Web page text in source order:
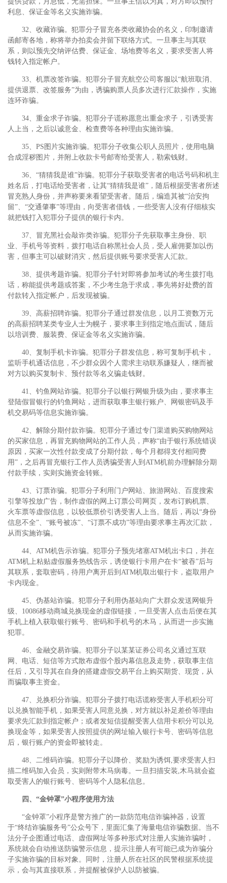
利息、保证金等名义实施诈骗。
32、收藏诈骗。犯罪分子冒充各类收藏协会的名义，印制邀请
函邮寄各地，称将举办拍卖会并留下联络方式。一旦事主与其联
系，则以预先交纳评估费、保证金、场地费等名义，要求受害人将
钱转入指定帐户。
33、机票改签诈骗。犯罪分子冒充航空公司客服以“航班取消、
提供退票、改签服务”为由，诱骗购票人员多次进行汇款操作，实施
连环诈骗。
34、重金求子诈骗。犯罪分子谎称愿意出重金求子，引诱受害
人上当，之后以诚意金、检查费等各种理由实施诈骗。
35、PS图片实施诈骗。犯罪分子收集公职人员照片，使用电脑
合成淫秽图片，并附上收款卡号邮寄给受害人，勒索钱财。
36、“猜猜我是谁”诈骗。犯罪分子获取受害者的电话号码和机主
姓名后，打电话给受害者，让其“猜猜我是谁”，随后根据受害者所述
冒充熟人身份，并声称要来看望受害者。随后，编造其被“治安拘
留”、“交通肇事”等理由，向受害者借钱，一些受害人没有仔细核实
就把钱打入犯罪分子提供的银行卡内。
37、冒充黑社会敲诈类诈骗。犯罪分子先获取事主身份、职
业、手机号等资料，拨打电话自称黑社会人员，受人雇佣要加以伤
害，但事主可以破财消灾，然后提供账号要求受害人汇款。
38、提供考题诈骗。犯罪分子针对即将参加考试的考生拨打电
话，称能提供考题或答案，不少考生急于求成，事先将好处费的首
付款转入指定帐户，后发现被骗。
39、高薪招聘诈骗。犯罪分子通过群发信息，以月工资数万元
的高薪招聘某类专业人士为幌子，要求事主到指定地点面试，随后
以培训费、服装费、保证金等名义实施诈骗。
40、复制手机卡诈骗。犯罪分子群发信息，称可复制手机卡，
监听手机通话信息，不少群众因个人需求主动联系嫌疑人，继而被
对方以购买复制卡、预付款等名义骗走钱财。
41、钓鱼网站诈骗。犯罪分子以银行网银升级为由，要求事主
登陆假冒银行的钓鱼网站，进而获取事主银行账户、网银密码及手
机交易码等信息实施诈骗。
42、解除分期付款诈骗。犯罪分子通过专门渠道购买购物网站
的买家信息，再冒充购物网站的工作人员，声称“由于银行系统错误
原因，买家一次性付款变成了分期付款，每个月都得支付相同费
用”，之后再冒充银行工作人员诱骗受害人到ATM机前办理解除分期
付款手续，实则实施资金转账。
43、订票诈骗。犯罪分子利用门户网站、旅游网站、百度搜索
引擎等投放广告，制作虚假的网上订票公司网页，发布订购机票、
火车票等虚假信息，以较低票价引诱受害人上当。随后，再以“身份
信息不全”、“账号被冻”、“订票不成功”等理由要求事主再次汇款，
从而实施诈骗。
44、ATM机告示诈骗。犯罪分子预先堵塞ATM机出卡口，并在
ATM机上粘贴虚假服务热线告示，诱使银行卡用户在卡“被吞”后与
其联系，套取密码，待用户离开后到ATM机取出银行卡，盗取用户
卡内现金。
45、伪基站诈骗。犯罪分子利用伪基站向广大群众发送网银升
级、10086移动商城兑换现金的虚假链接，一旦受害人点击后便在其
手机上植入获取银行账号、密码和手机号的木马，从而进一步实施
犯罪。
46、金融交易诈骗。犯罪分子以某某证券公司名义通过互联
网、电话、短信等方式散布虚假个股内幕信息及走势，获取事主信
任后，又引导其在自身的搭建虚假交易平台上购买期货、现货，从
而骗取事主资金。
47、兑换积分诈骗。犯罪分子拨打电话谎称受害人手机积分可
以兑换智能手机，如果受害人同意兑换，对方就以补足差价等理由
要求先汇款到指定帐户；或者发短信提醒受害人信用卡积分可以兑
换现金等，如果受害人按照提供的网址输入银行卡号、密码等信息
后，银行账户的资金即被转走。
48、二维码诈骗。犯罪分子以降价、奖励为诱饵,要求受害人扫
描二维码加入会员，实则附带木马病毒。一旦扫描安装,木马就会盗
取受害人的银行账号、密码等个人隐私信息。
四、“金钟罩”小程序使用方法
“金钟罩”小程序是警方推广的一款防范电信诈骗神器，设置
于“终结诈骗服务号”公众号下，里面汇集了海量电信诈骗数据。当不
法分子企图通过电话、虚假网址等多种形式对注册人实施诈骗时，
系统就会自动推送防骗警示信息，提示注册人有可能已成为诈骗分
子实施诈骗的目标对象。同时，注册人所在社区的民警根据系统提
示，会与其直接联系，并提醒被保护人以防被骗。